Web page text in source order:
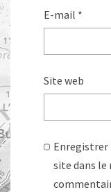
E-mail *
Site web
site dans le